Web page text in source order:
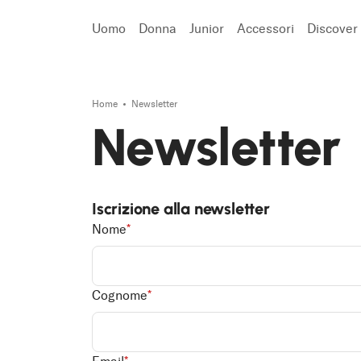
Uomo Donna Junior Accessori Discover
Cerca
Home Newsletter
Newsletter
Iscrizione alla newsletter
Nome*
Cognome*